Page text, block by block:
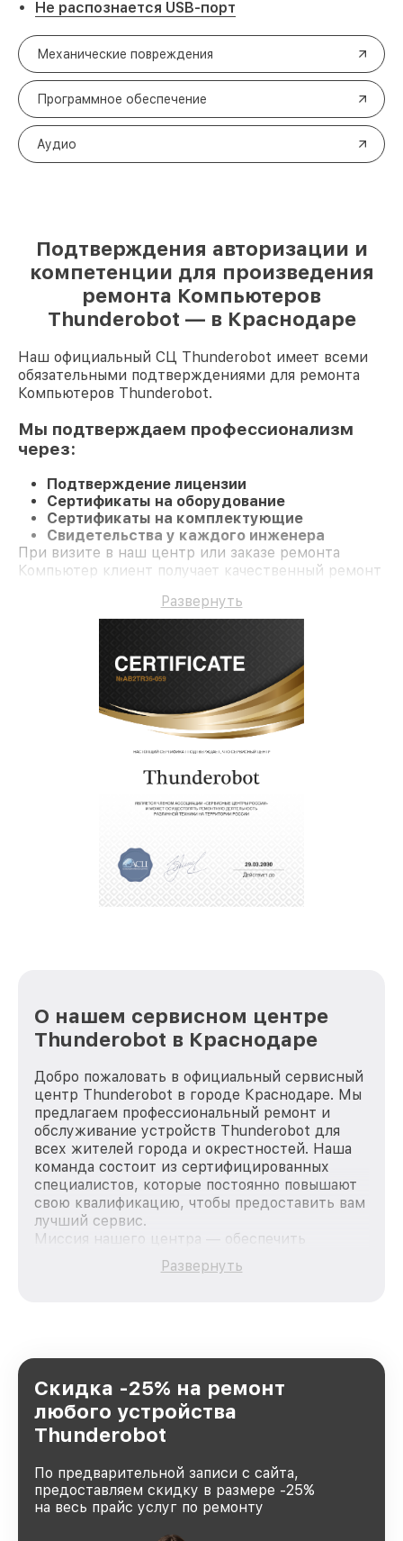
Не распознается USB-порт
Механические повреждения
Программное обеспечение
Аудио
Подтверждения авторизации и
компетенции для произведения
ремонта Компьютеров
Thunderobot — в Краснодаре
Наш официальный СЦ Thunderobot имеет всеми
обязательными подтверждениями для ремонта
Компьютеров Thunderobot.
Мы подтверждаем профессионализм
через:
Подтверждение лицензии
Сертификаты на оборудование
Сертификаты на комплектующие
Свидетельства у каждого инженера
При визите в наш центр или заказе ремонта
Компьютер клиент получает качественный ремонт
Развернуть
О нашем сервисном центре
Thunderobot в Краснодаре
Добро пожаловать в официальный сервисный
центр Thunderobot в городе Краснодаре. Мы
предлагаем профессиональный ремонт и
обслуживание устройств Thunderobot для
всех жителей города и окрестностей. Наша
команда состоит из сертифицированных
специалистов, которые постоянно повышают
свою квалификацию, чтобы предоставить вам
лучший сервис.
Миссия нашего центра — обеспечить
качественный и доступный ремонт для
каждого пользователя продукции
Thunderobot в городе Краснодаре, постоянно
повышая уровень доверия и лояльности
наших клиентов.
Развернуть
Скидка -25% на ремонт
любого устройства
Thunderobot
По предварительной записи с сайта,
предоставляем скидку в размере -25%
на весь прайс услуг по ремонту